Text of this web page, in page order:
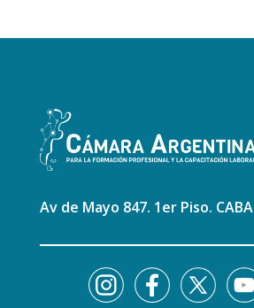
Av de Mayo 847. 1er Piso. CABA